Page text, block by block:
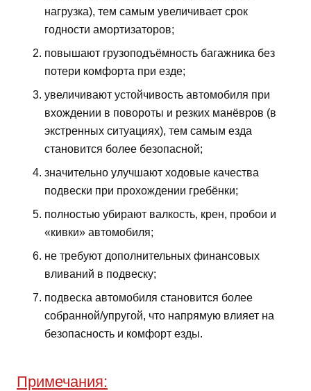
нагрузка), тем самым увеличивает срок
годности амортизаторов;
повышают грузоподъёмность багажника без
потери комфорта при езде;
увеличивают устойчивость автомобиля при
вхождении в повороты и резких манёвров (в
экстренных ситуациях), тем самым езда
становится более безопасной;
значительно улучшают ходовые качества
подвески при прохождении гребёнки;
полностью убирают валкость, крен, пробои и
«кивки» автомобиля;
не требуют дополнительных финансовых
вливаний в подвеску;
подвеска автомобиля становится более
собранной/упругой, что напрямую влияет на
безопасность и комфорт езды.
Примечания: